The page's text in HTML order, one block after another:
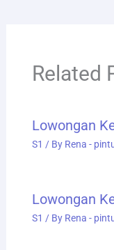
Related
Lowongan
S1 / By Rena -
Lowongan
S1 / By Rena -